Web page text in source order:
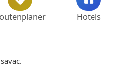
Hotels